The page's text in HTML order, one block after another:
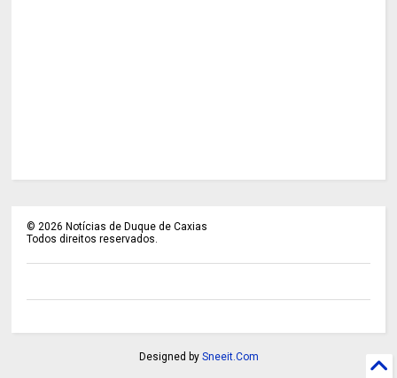
©2026 Notícias de Duque de Caxias
Todos direitos reservados.
Designed by Sneeit.Com